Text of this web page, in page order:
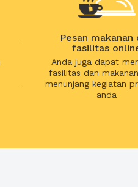
Pesan makanan
fasilitas
Anda juga dapat
fasilitas dan
menunjang kegiatan
anda